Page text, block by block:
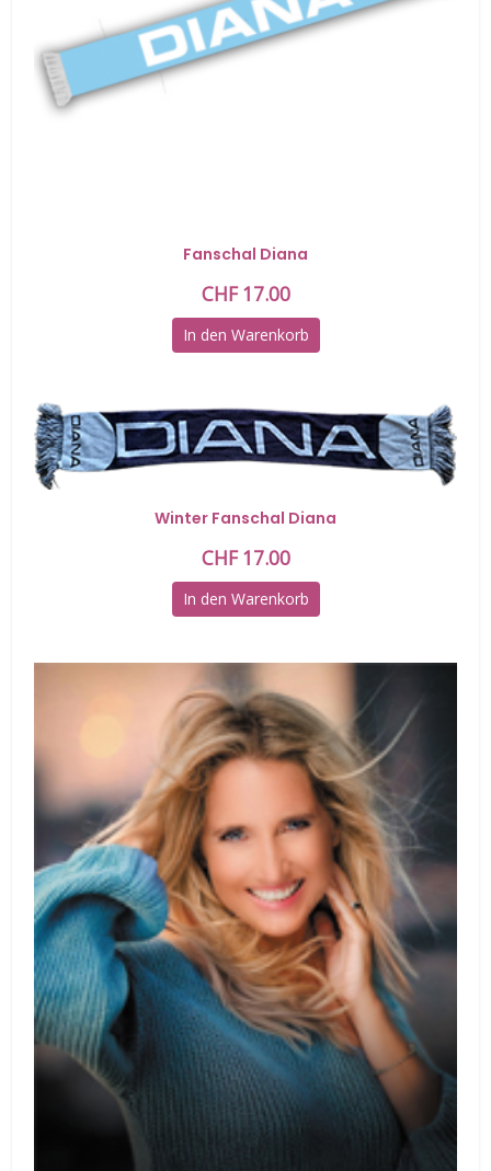
Fanschal Diana
CHF17.00
In den Warenkorb
Winter Fanschal Diana
CHF17.00
In den Warenkorb